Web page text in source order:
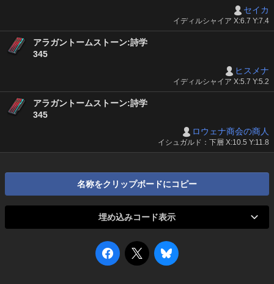
セイカ
イディルシャイア X:6.7 Y:7.4
アラガントームストーン:詩学
345
ヒスメナ
イディルシャイア X:5.7 Y:5.2
アラガントームストーン:詩学
345
ロウェナ商会の商人
イシュガルド：下層 X:10.5 Y:11.8
名称をクリップボードにコピー
埋め込みコード表示